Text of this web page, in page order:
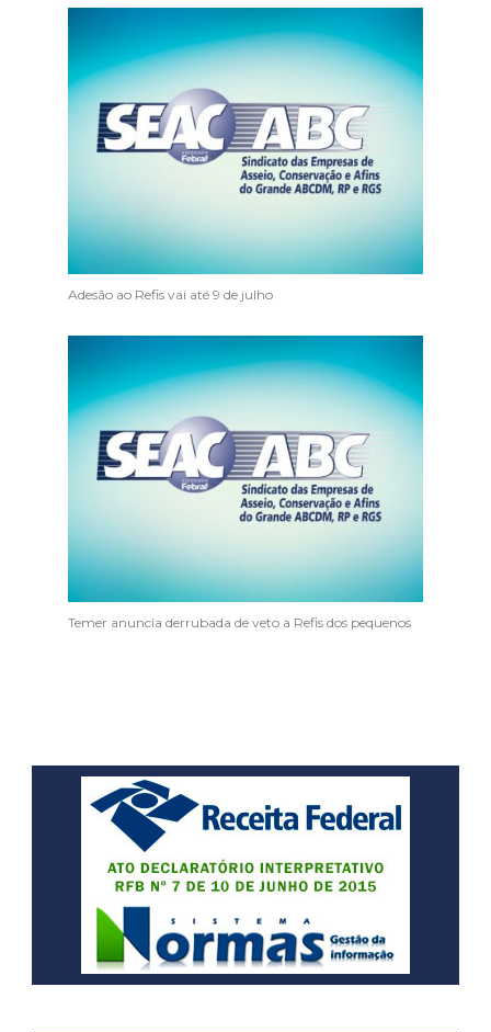
Adesão ao Refis vai até 9 de julho
Temer anuncia derrubada de veto a Refis dos pequenos